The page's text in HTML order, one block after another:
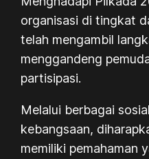
organisasi di tingkat
telah mengambil
menggandeng
partisipasi.
Melalui berbagai
kebangsaan,
memiliki pemahaman